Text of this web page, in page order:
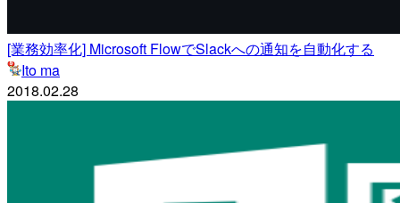
[業務効率化] Microsoft FlowでSlackへの通知を自動化する
Ito ma
2018.02.28